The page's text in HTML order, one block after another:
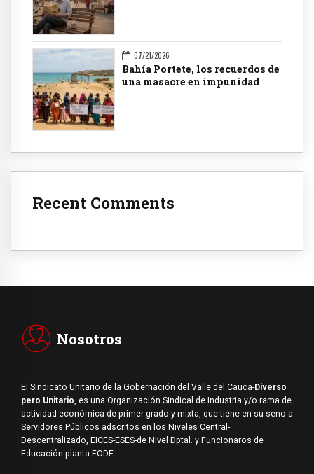
07/21/2026
Bahía Portete, los recuerdos de
una masacre en impunidad
Recent Comments
Nosotros
El Sindicato Unitario de la Gobernación del Valle del Cauca-Diverso
pero Unitario , es una Organización Sindical de Industria y/o rama de
actividad económica de primer grado y mixta, que tiene en su seno a
Servidores Públicos adscritos en los Niveles Central-
Descentralizado, EICES-ESES-de Nivel Dptal. y Funcionaros de
Educación planta FODE .